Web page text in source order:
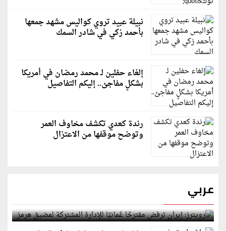
نبيلة عبيد تروي كواليس مشهد جمعها
بأحمد زكي في شادر السمك
إلغاء حفلين لـ محمد رمضان في أمريكا
بشكلٍ مفاجئ.. إليكم التفاصيل
رندة كعدي تكشف مخاوف العمر
وتوضح موقفها من الاعتزال
عربي
رويترز: إيران ترفض مقترحًا عُمانيًا للإدارة المشتركة
لمضيق هرمز